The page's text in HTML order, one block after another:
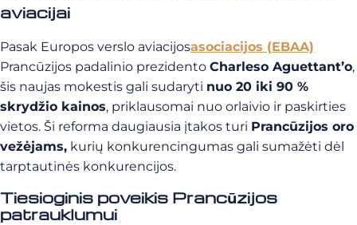
aviacijai
Pasak Europos verslo aviacijosasociacijos (EBAA)
Prancūzijos padalinio prezidento Charleso Aguettant’o,
šis naujas mokestis gali sudaryti nuo 20 iki 90 %
skrydžio kainos, priklausomai nuo orlaivio ir paskirties
vietos. Ši reforma daugiausia įtakos turi Prancūzijos oro
vežėjams, kurių konkurencingumas gali sumažėti dėl
tarptautinės konkurencijos.
Tiesioginis poveikis Prancūzijos
patrauklumui